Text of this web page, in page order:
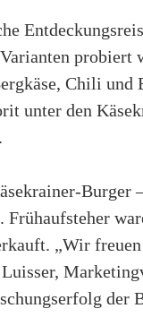
probiert
Chili und
unter den
Burger
„Wir freuen
der